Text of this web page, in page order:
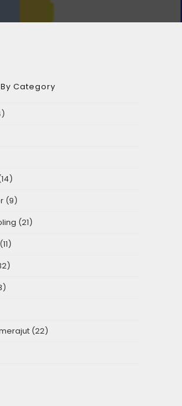
Category
(9)
(21)
(11)
(22)